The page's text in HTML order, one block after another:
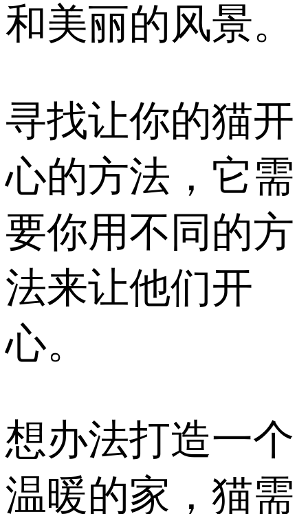
和美丽的风景。
寻找让你的猫开
心的方法，它需
要你用不同的方
法来让他们开
心。
想办法打造一个
温暖的家，猫需